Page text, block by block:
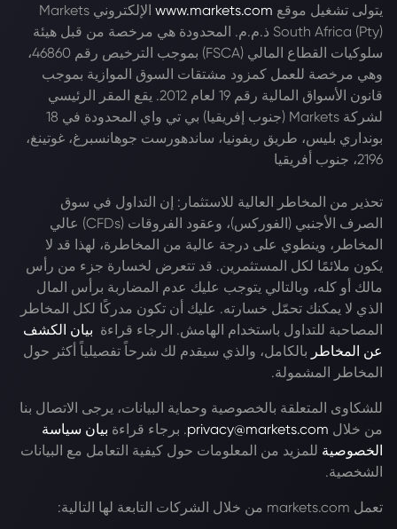
يتولى تشغيل موقع www.markets.com
الإلكتروني Markets
South Africa (Pty) ذ.م.م. المحدودة هي مرخصة من قبل هيئة
سلوكيات القطاع المالي (FSCA) بموجب الترخيص رقم 46860،
وهي مرخصة للعمل كمزود مشتقات السوق الموازية بموجب
قانون الأسواق المالية رقم 19 لعام 2012. يقع المقر الرئيسي
لشركة Markets (جنوب إفريقيا) بي تي واي المحدودة في 18
بونداري بليس، طريق ريفونيا، ساندهورست جوهانسبرغ، غوتينغ،
2196، جنوب أفريقيا
تحذير من المخاطر العالية للاستثمار: إن التداول في سوق
الصرف الأجنبي (الفوركس)، وعقود الفروقات (CFDs) عالي
المخاطر، وينطوي على درجة عالية من المخاطرة، لهذا قد لا
يكون ملائمًا لكل المستثمرين. قد تتعرض لخسارة جزء من رأس
مالك أو كله، وبالتالي يتوجب عليك عدم المضاربة برأس المال
الذي لا يمكنك تحمّل خسارته. عليك أن تكون مدركًا لكل المخاطر
المصاحبة للتداول باستخدام الهامش. الرجاء قراءة بيان الكشف
عن المخاطر بالكامل، والذي سيقدم لك شرحاً تفصيلياً أكثر حول
المخاطر المشمولة.
للشكاوى المتعلقة بالخصوصية وحماية البيانات، يرجى الاتصال بنا
من خلال privacy@markets.com. برجاء قراءة بيان سياسة
الخصوصية للمزيد من المعلومات حول كيفية التعامل مع البيانات
الشخصية.
تعمل markets.com من خلال الشركات التابعة لها التالية: